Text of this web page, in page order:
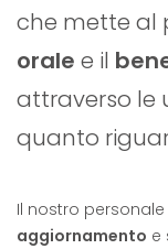
che mette al
orale e il
attraverso le
quanto
Il nostro
aggiornamento e